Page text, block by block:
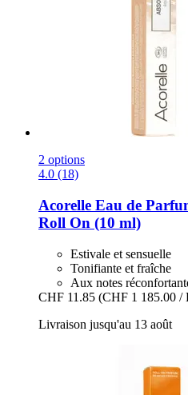
2 options
4.0 (18)
Acorelle Eau de
Roll On (10 ml)
Estivale et sensuelle
Tonifiante et fraîche
Aux notes
CHF 11.85 (CHF 1 185.00 /
Livraison jusqu'au 13 août